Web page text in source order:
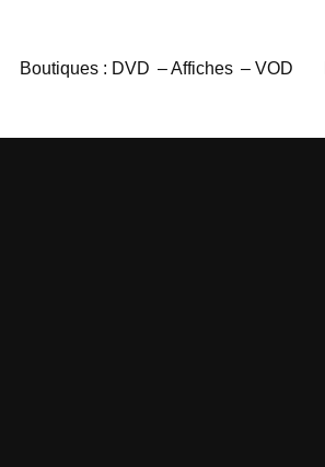
Boutiques : DVD – Affiches – VOD